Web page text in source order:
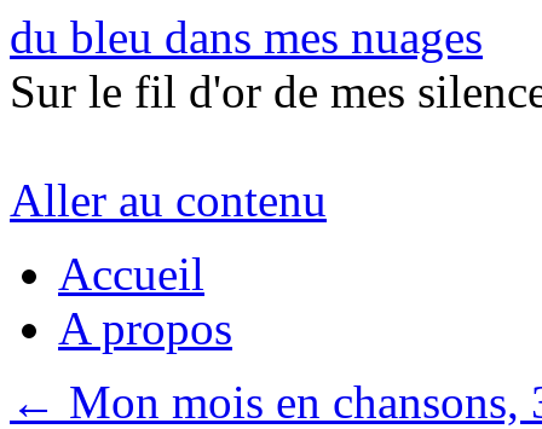
du bleu dans mes nuages
Sur le fil d'or de mes
Aller au contenu
Accueil
A propos
← Mon mois en chansons,